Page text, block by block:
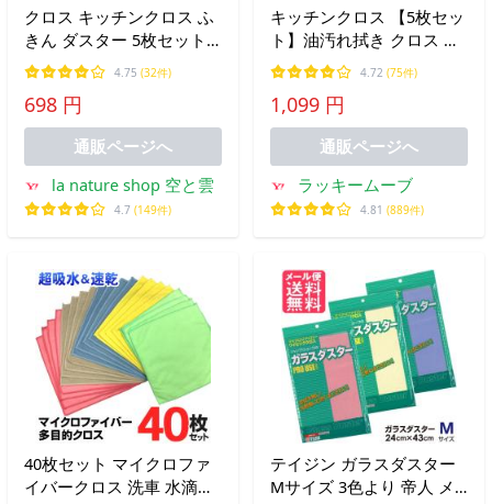
クロス キッチンクロス ふ
きん ダスター 5枚セット
レンジクロス 台拭き タオ
ル マイクロファイバー 掃
除 雑巾 水だけで油汚れが
落ちる
4.75 (32件)
698 円
通販ページへ
la nature shop 空と雲
4.7 (149件)
キッチンクロス 【5枚セッ
ト】油汚れ拭き クロス レ
ンジ ふきん マイクロファ
イバー タオル 台拭き コン
ロ 食器 汚れ お掃除 拭き
掃除 キッチン用品 TBB-TL
4.72 (75件)
1,099 円
通販ページへ
ラッキームーブ
4.81 (889件)
40枚セット マイクロファ
イバークロス 洗車 水滴拭
テイジン ガラスダスター
Mサイズ 3色より 帝人 メ